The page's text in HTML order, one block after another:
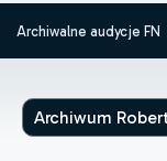
Archiwalne audycje FN